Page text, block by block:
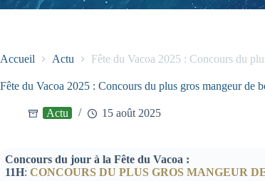
Accueil Actu Fête du Vacoa 2025 : Concours du
Fête du Vacoa 2025 : Concours du plus gros mangeur de
Actu 15 août 2025
Concours du jour à la Fête du Vacoa :
11H: CONCOURS DU PLUS GROS MANGEUR